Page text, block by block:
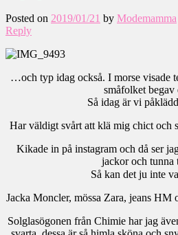
Posted on 2019/01/21 by Modemamma
Reply
…och typ idag också. I morse visade
småfolket begav
Så idag är vi
Har väldigt svårt att klä mig chict och
Kikade in på instagram och då ser
jackor och tunna
Så kan det ju inte
Jacka Moncler, mössa Zara, jeans HM
Solglasögonen från Chimie har jag